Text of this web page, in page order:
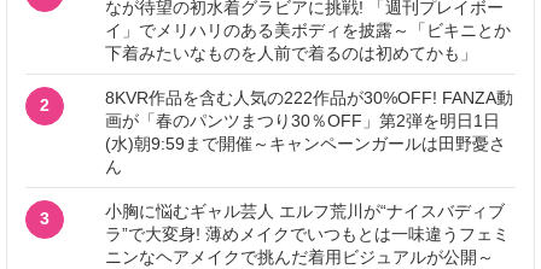
なが待望の初水着グラビアに挑戦! 「週刊プレイボー
イ」でメリハリのある美ボディを披露～「ビキニとか
下着みたいなものを人前で着るのは初めてかも」
2
8KVR作品を含む人気の222作品が30%OFF! FANZA動
画が「春のパンツまつり30％OFF」第2弾を明日1日
(水)朝9:59まで開催～キャンペーンガールは田野憂さ
ん
3
小胸に悩むギャル芸人 エルフ荒川が“ナイスバディブ
ラ”で大変身! 薄めメイクでいつもとは一味違うフェミ
ニンなヘアメイクで挑んだ着用ビジュアルが公開～